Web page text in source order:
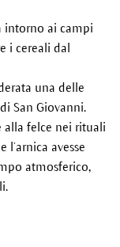
intorno ai campi
i cereali dal
una delle
San Giovanni.
alla felce nei rituali
l’arnica avesse
atmosferico,